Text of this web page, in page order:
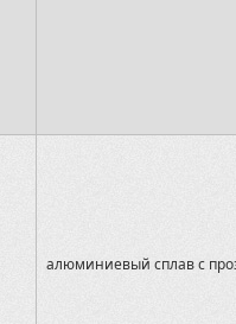
алюминиевый сплав с